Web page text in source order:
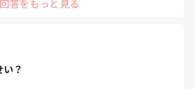
回答をもっと見る
？